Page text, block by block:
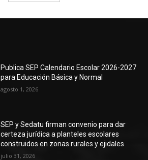
Publica SEP Calendario Escolar 2026-2027
para Educación Básica y Normal
agosto 1, 2026
SEP y Sedatu firman convenio para dar
certeza jurídica a planteles escolares
construidos en zonas rurales y ejidales
julio 31, 2026